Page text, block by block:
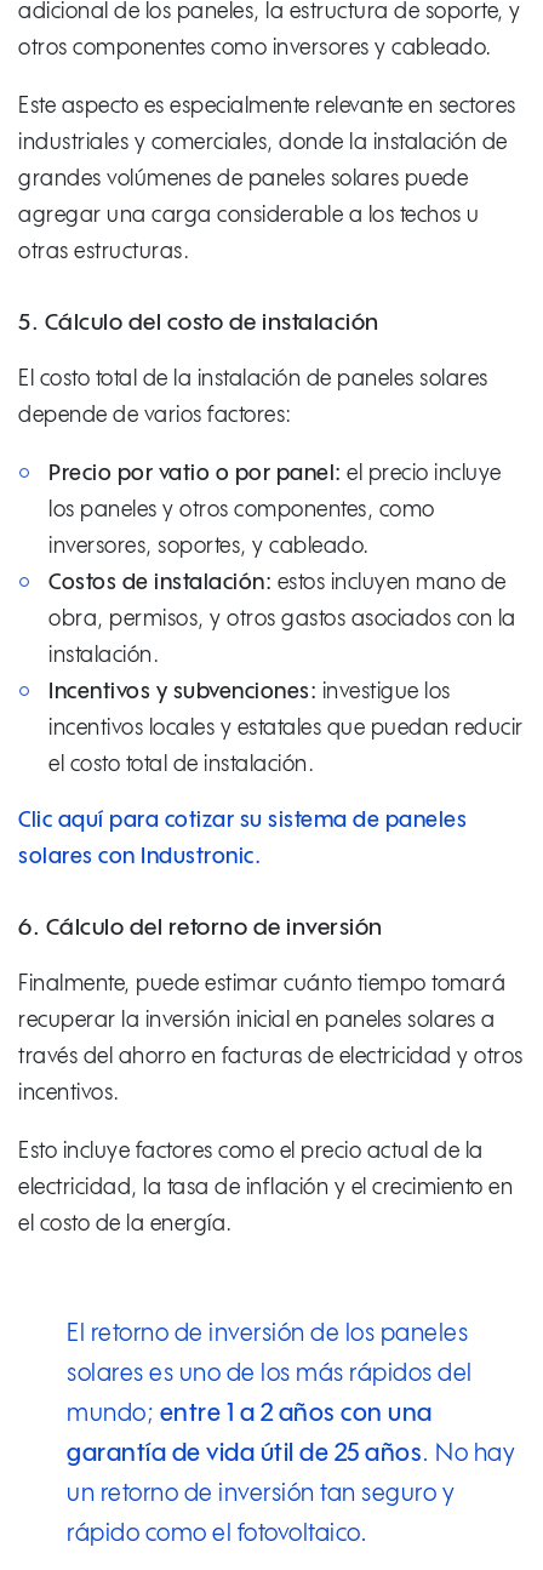
adicional de los paneles, la estructura de soporte, y
otros componentes como inversores y cableado.
Este aspecto es especialmente relevante en sectores
industriales y comerciales, donde la instalación de
grandes volúmenes de paneles solares puede
agregar una carga considerable a los techos u
otras estructuras.
5. Cálculo del costo de instalación
El costo total de la instalación de paneles solares
depende de varios factores:
Precio por vatio o por panel: el precio incluye
los paneles y otros componentes, como
inversores, soportes, y cableado.
Costos de instalación: estos incluyen mano de
obra, permisos, y otros gastos asociados con la
instalación.
Incentivos y subvenciones: investigue los
incentivos locales y estatales que puedan reducir
el costo total de instalación.
Clic aquí para cotizar su sistema de paneles
solares con Industronic.
6. Cálculo del retorno de inversión
Finalmente, puede estimar cuánto tiempo tomará
recuperar la inversión inicial en paneles solares a
través del ahorro en facturas de electricidad y otros
incentivos.
Esto incluye factores como el precio actual de la
electricidad, la tasa de inflación y el crecimiento en
el costo de la energía.
El retorno de inversión de los paneles
solares es uno de los más rápidos del
mundo; entre 1 a 2 años con una
garantía de vida útil de 25 años. No hay
un retorno de inversión tan seguro y
rápido como el fotovoltaico.